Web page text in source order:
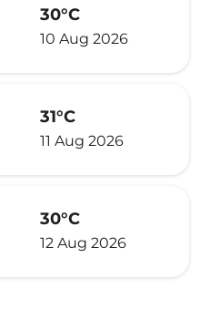
30°C
10 Aug 2026
31°C
11 Aug 2026
30°C
12 Aug 2026